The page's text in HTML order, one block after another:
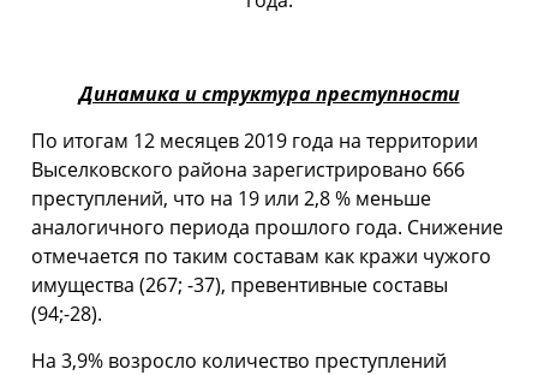
Динамика и структура преступности
По итогам 12 месяцев 2019 года на территории
Выселковского района зарегистрировано 666
пре­ступле­ний, что на 19 или 2,8 % меньше
аналогич­ного периода про­шлого года. Снижение
отмечается по таким составам как кражи чужого
имущества (267; -37), превентивные составы
(94;-28).
На 3,9% возросло количество преступлений